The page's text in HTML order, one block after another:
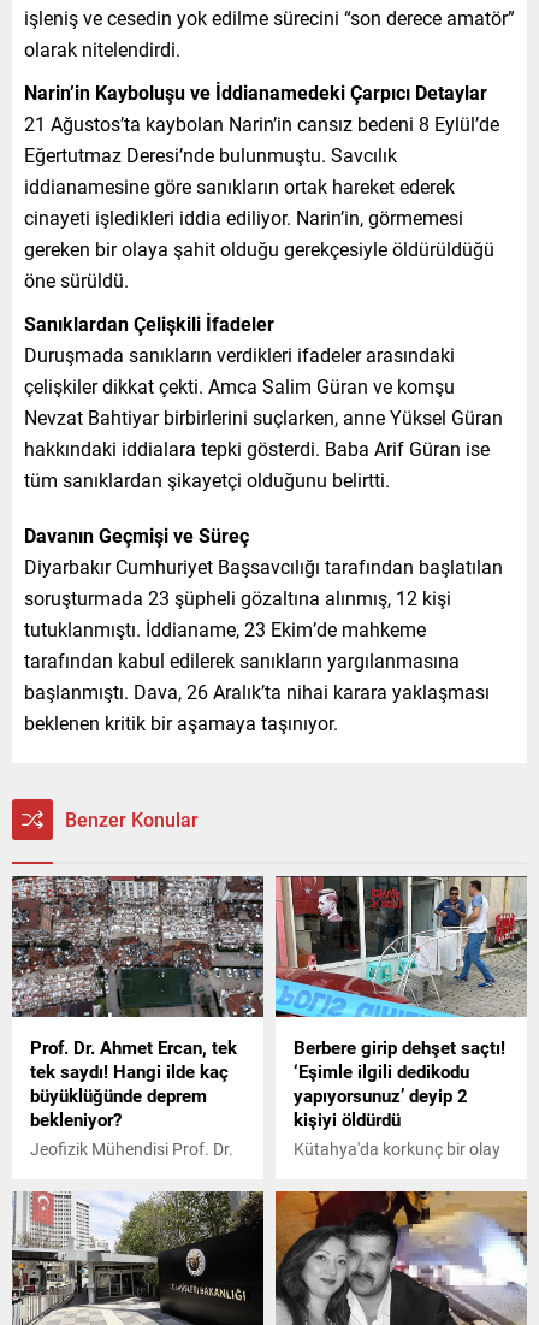
işleniş ve cesedin yok edilme sürecini “son derece amatör”
olarak nitelendirdi.
Narin’in Kayboluşu ve İddianamedeki Çarpıcı Detaylar
21 Ağustos’ta kaybolan Narin’in cansız bedeni 8 Eylül’de
Eğertutmaz Deresi’nde bulunmuştu. Savcılık
iddianamesine göre sanıkların ortak hareket ederek
cinayeti işledikleri iddia ediliyor. Narin’in, görmemesi
gereken bir olaya şahit olduğu gerekçesiyle öldürüldüğü
öne sürüldü.
Sanıklardan Çelişkili İfadeler
Duruşmada sanıkların verdikleri ifadeler arasındaki
çelişkiler dikkat çekti. Amca Salim Güran ve komşu
Nevzat Bahtiyar birbirlerini suçlarken, anne Yüksel Güran
hakkındaki iddialara tepki gösterdi. Baba Arif Güran ise
tüm sanıklardan şikayetçi olduğunu belirtti.
Davanın Geçmişi ve Süreç
Diyarbakır Cumhuriyet Başsavcılığı tarafından başlatılan
soruşturmada 23 şüpheli gözaltına alınmış, 12 kişi
tutuklanmıştı. İddianame, 23 Ekim’de mahkeme
tarafından kabul edilerek sanıkların yargılanmasına
başlanmıştı. Dava, 26 Aralık’ta nihai karara yaklaşması
beklenen kritik bir aşamaya taşınıyor.
Benzer Konular
Prof. Dr. Ahmet Ercan, tek
tek saydı! Hangi ilde kaç
büyüklüğünde deprem
bekleniyor?
Jeofizik Mühendisi Prof. Dr.
medya hesabından yaptığı
paylaşımla, Türkiyede ileride
görülebilecek deprem
şiddetlerini ve yerlerini
açıkladı. Bolu ve
Çanakkalede olabilecek
Berbere girip dehşet saçtı!
‘Eşimle ilgili dedikodu
yapıyorsunuz’ deyip 2
kişiyi öldürdü
Kütahya'da korkunç bir olay
K. berbere girip eşiyle ilgili
dedikodu yaptıkları iddiasıyla
2 kişiyi tüfekle vurup
öldürdü. İşte detaylar...